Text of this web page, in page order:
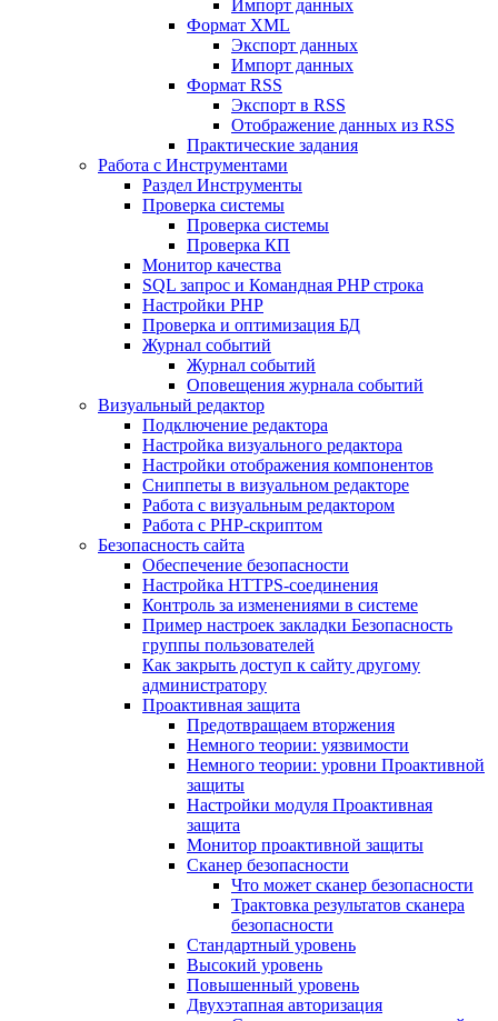
Импорт данных
Формат XML
Экспорт данных
Импорт данных
Формат RSS
Экспорт в RSS
Отображение данных из RSS
Практические задания
Работа с Инструментами
Раздел Инструменты
Проверка системы
Проверка системы
Проверка КП
Монитор качества
SQL запрос и Командная PHP строка
Настройки PHP
Проверка и оптимизация БД
Журнал событий
Журнал событий
Оповещения журнала событий
Визуальный редактор
Подключение редактора
Настройка визуального редактора
Настройки отображения компонентов
Сниппеты в визуальном редакторе
Работа с визуальным редактором
Работа с PHP-скриптом
Безопасность сайта
Обеспечение безопасности
Настройка HTTPS-соединения
Контроль за изменениями в системе
Пример настроек закладки Безопасность
группы пользователей
Как закрыть доступ к сайту другому
администратору
Проактивная защита
Предотвращаем вторжения
Немного теории: уязвимости
Немного теории: уровни Проактивной
защиты
Настройки модуля Проактивная
защита
Монитор проактивной защиты
Сканер безопасности
Что может сканер безопасности
Трактовка результатов сканера
безопасности
Стандартный уровень
Высокий уровень
Повышенный уровень
Двухэтапная авторизация